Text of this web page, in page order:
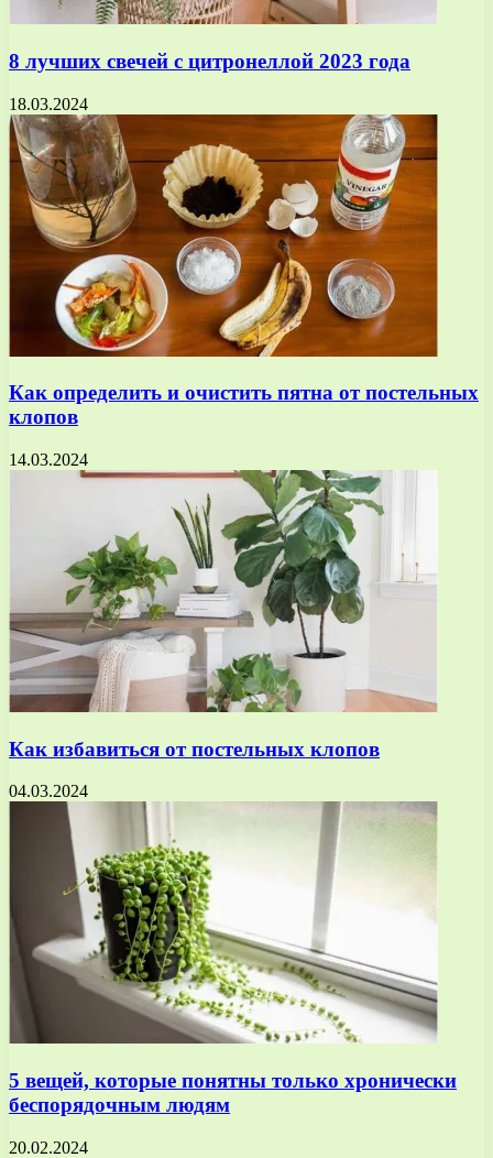
8 лучших свечей с цитронеллой 2023 года
18.03.2024
Как определить и очистить пятна от постельных
клопов
14.03.2024
Как избавиться от постельных клопов
04.03.2024
5 вещей, которые понятны только хронически
беспорядочным людям
20.02.2024